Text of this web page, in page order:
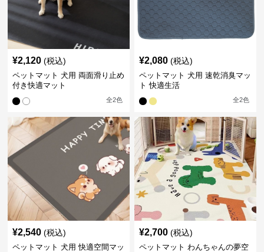
¥2,120 (税込)
ペットマット 犬用 両面滑り止め
付き快適マット
全2色
¥2,080 (税込)
ペットマット 犬用 速乾消臭マッ
ト 快適生活
全2色
¥2,540 (税込)
ペットマット 犬用 快適空間マッ
¥2,700 (税込)
ペットマット わんちゃんの夢空